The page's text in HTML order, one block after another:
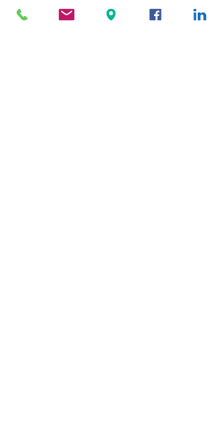
To Subscribe to Our News